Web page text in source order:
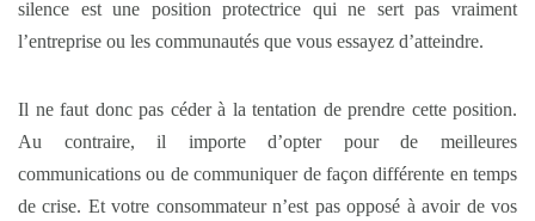
silence est une position protectrice qui ne sert pas vraiment
l’entreprise ou les communautés que vous essayez d’atteindre.
Il ne faut donc pas céder à la tentation de prendre cette position.
Au contraire, il importe d’opter pour de meilleures
communications ou de communiquer de façon différente en temps
de crise. Et votre consommateur n’est pas opposé à avoir de vos